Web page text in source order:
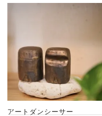
沖縄のアートやち
アートダンシーサー